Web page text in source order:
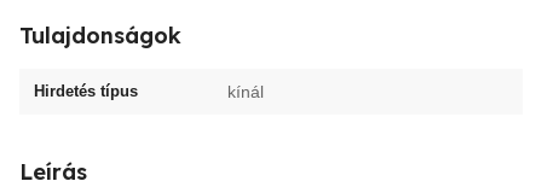
Tulajdonságok
Hirdetés típus kínál
Leírás